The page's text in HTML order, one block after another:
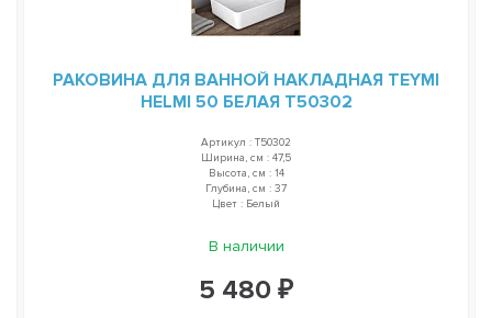
РАКОВИНА ДЛЯ ВАННОЙ НАКЛАДНАЯ TEYMI
HELMI 50 БЕЛАЯ T50302
Артикул : T50302
Ширина, см : 47,5
Высота, см : 14
Глубина, см : 37
Цвет : Белый
В наличии
5 480 ₽